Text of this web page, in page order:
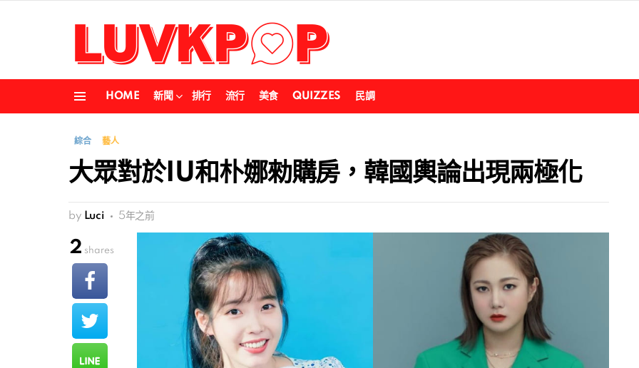
HOME 新聞 排行 流行 美食 QUIZZES 民調
綜合 藝人
大眾對於IU和朴娜勑購房，韓國輿論出現兩極化
by Luci 5年之前
2 shares